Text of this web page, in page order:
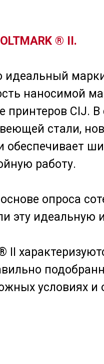
идеальный
наносимой
принтеров
стали,
обеспечивает
работу.
опроса
эту
II
условиях и
® II.